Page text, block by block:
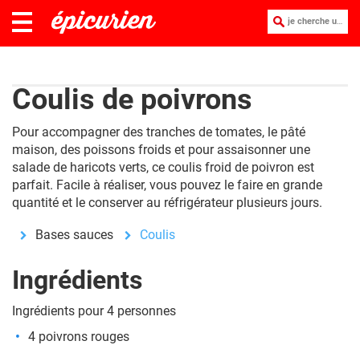
je cherche une recette :
Coulis de poivrons
Pour accompagner des tranches de tomates, le pâté
maison, des poissons froids et pour assaisonner une
salade de haricots verts, ce coulis froid de poivron est
parfait. Facile à réaliser, vous pouvez le faire en grande
quantité et le conserver au réfrigérateur plusieurs jours.
Bases sauces Coulis
Ingrédients
Ingrédients pour 4 personnes
4 poivrons rouges